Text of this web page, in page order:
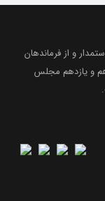
در شوشتر) سیاستمدار و از فرماندهان
و یازدهم مجلس